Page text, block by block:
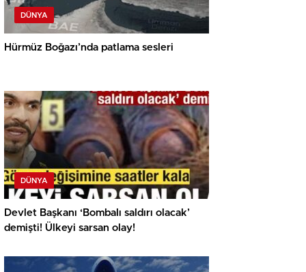
DÜNYA
Hürmüz Boğazı’nda patlama sesleri
DÜNYA
Devlet Başkanı ‘Bombalı saldırı olacak’
demişti! Ülkeyi sarsan olay!